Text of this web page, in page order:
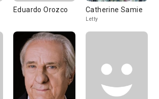
Eduardo Orozco Catherine Samie
Letty